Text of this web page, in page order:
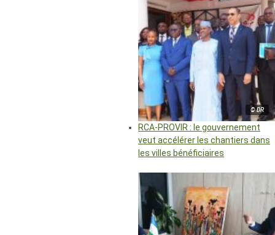
© DR
RCA-PROVIR : le gouvernement
veut accélérer les chantiers dans
les villes bénéficiaires